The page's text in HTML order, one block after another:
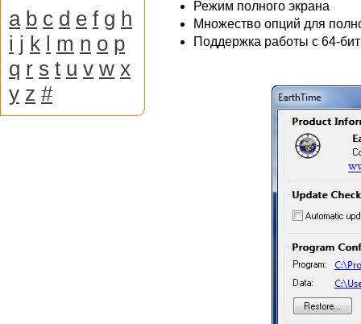
Режим полного экрана
Множество опций для
Поддержка работы с 64-
a b c d e f g h
i j k l m n o p
q r s t u v w x
y z #